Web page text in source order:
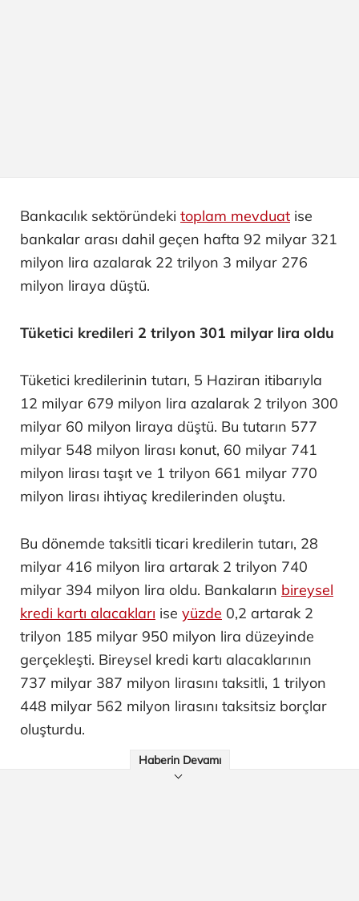
Bankacılık sektöründeki toplam mevduat ise
bankalar arası dahil geçen hafta 92 milyar 321
milyon lira azalarak 22 trilyon 3 milyar 276
milyon liraya düştü.
Tüketici kredileri 2 trilyon 301 milyar lira oldu
Tüketici kredilerinin tutarı, 5 Haziran itibarıyla
12 milyar 679 milyon lira azalarak 2 trilyon 300
milyar 60 milyon liraya düştü. Bu tutarın 577
milyar 548 milyon lirası konut, 60 milyar 741
milyon lirası taşıt ve 1 trilyon 661 milyar 770
milyon lirası ihtiyaç kredilerinden oluştu.
Bu dönemde taksitli ticari kredilerin tutarı, 28
milyar 416 milyon lira artarak 2 trilyon 740
milyar 394 milyon lira oldu. Bankaların bireysel
kredi kartı alacakları ise yüzde 0,2 artarak 2
trilyon 185 milyar 950 milyon lira düzeyinde
gerçekleşti. Bireysel kredi kartı alacaklarının
737 milyar 387 milyon lirasını taksitli, 1 trilyon
448 milyar 562 milyon lirasını taksitsiz borçlar
oluşturdu.
Haberin Devamı